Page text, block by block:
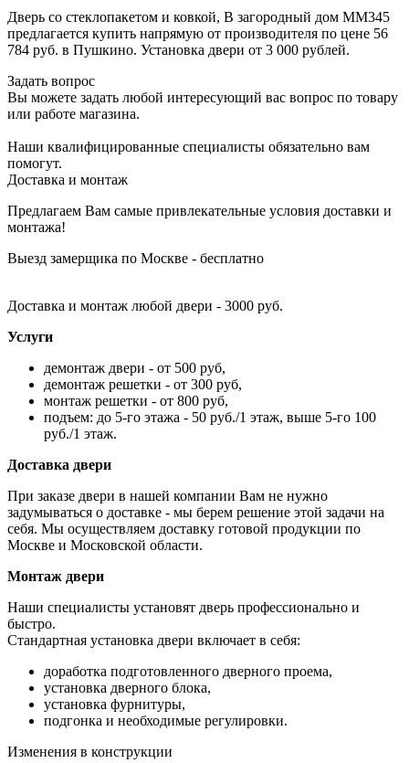
Дверь со стеклопакетом и ковкой, В загородный дом ММ345
предлагается купить напрямую от производителя по цене 56
784 руб. в Пушкино. Установка двери от 3 000 рублей.
Задать вопрос
Вы можете задать любой интересующий вас вопрос по товару
или работе магазина.
Наши квалифицированные специалисты обязательно вам
помогут.
Доставка и монтаж
Предлагаем Вам самые привлекательные условия доставки и
монтажа!
Выезд замерщика по Москве - бесплатно
Доставка и монтаж любой двери - 3000 руб.
Услуги
демонтаж двери - от 500 руб,
демонтаж решетки - от 300 руб,
монтаж решетки - от 800 руб,
подъем: до 5-го этажа - 50 руб./1 этаж, выше 5-го 100
руб./1 этаж.
Доставка двери
При заказе двери в нашей компании Вам не нужно
задумываться о доставке - мы берем решение этой задачи на
себя. Мы осуществляем доставку готовой продукции по
Москве и Московской области.
Монтаж двери
Наши специалисты установят дверь профессионально и
быстро.
Стандартная установка двери включает в себя:
доработка подготовленного дверного проема,
установка дверного блока,
установка фурнитуры,
подгонка и необходимые регулировки.
Изменения в конструкции